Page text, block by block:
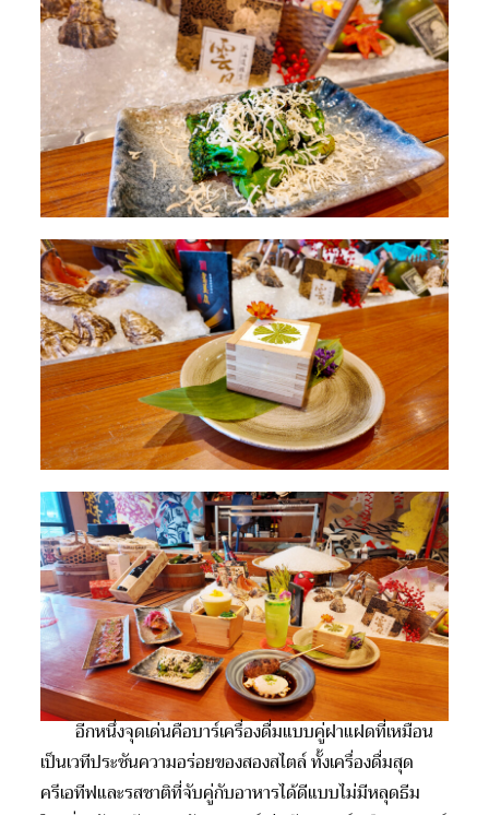
อีกหนึ่งจุดเด่นคือบาร์เครื่องดื่มแบบคู่ฝาแฝดที่เหมือน
เป็นเวทีประชันความอร่อยของสองสไตล์ ทั้งเครื่องดื่มสุด
ครีเอทีฟและรสชาติที่จับคู่กับอาหารได้ดีแบบไม่มีหลุดธีม